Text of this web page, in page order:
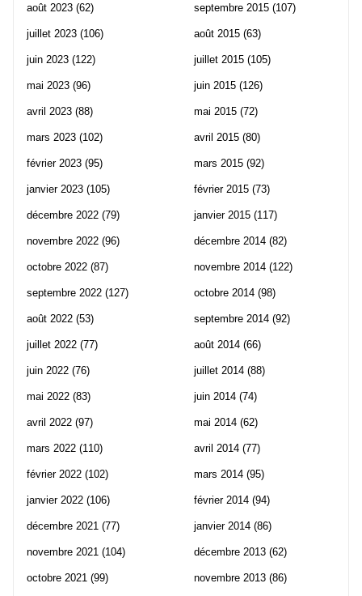
août 2023 (62)
juillet 2023 (106)
juin 2023 (122)
mai 2023 (96)
avril 2023 (88)
mars 2023 (102)
février 2023 (95)
janvier 2023 (105)
décembre 2022 (79)
novembre 2022 (96)
octobre 2022 (87)
septembre 2022 (127)
août 2022 (53)
juillet 2022 (77)
juin 2022 (76)
mai 2022 (83)
avril 2022 (97)
mars 2022 (110)
février 2022 (102)
janvier 2022 (106)
décembre 2021 (77)
novembre 2021 (104)
octobre 2021 (99)
septembre 2015 (107)
août 2015 (63)
juillet 2015 (105)
juin 2015 (126)
mai 2015 (72)
avril 2015 (80)
mars 2015 (92)
février 2015 (73)
janvier 2015 (117)
décembre 2014 (82)
novembre 2014 (122)
octobre 2014 (98)
septembre 2014 (92)
août 2014 (66)
juillet 2014 (88)
juin 2014 (74)
mai 2014 (62)
avril 2014 (77)
mars 2014 (95)
février 2014 (94)
janvier 2014 (86)
décembre 2013 (62)
novembre 2013 (86)